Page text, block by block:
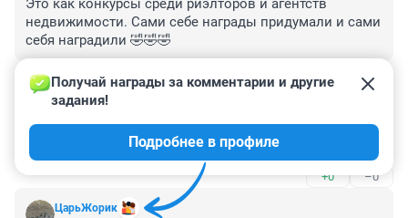
Это как конкурсы среди риэлторов и агентств
недвижимости. Сами себе награды придумали и сами
себя наградили 🤣🤣🤣
–0
Гость
Абсолютно наплевать.
+0 –0
ЦарьЖорик
Получай награды за комментарии и другие
задания!
Подробнее в профиле